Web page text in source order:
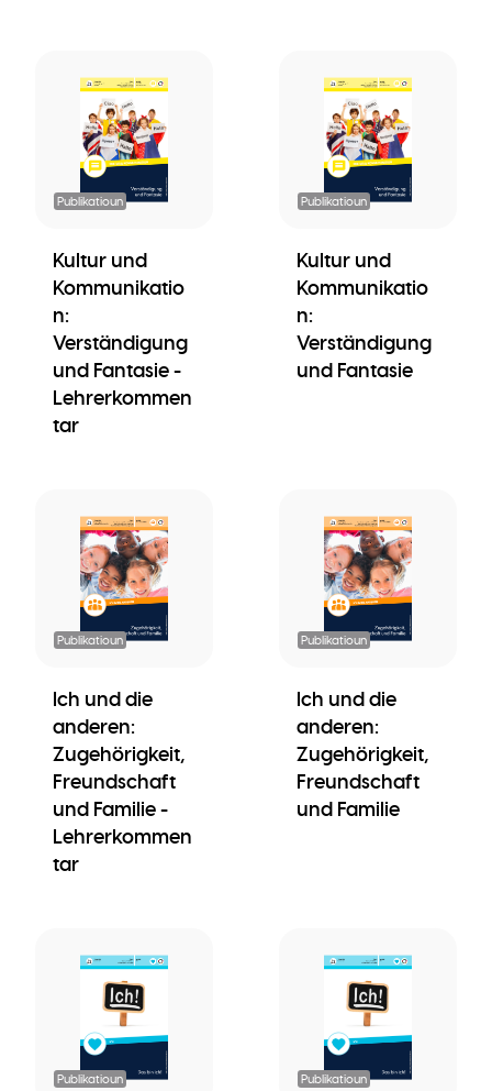
Publikatioun
Kultur und
Kommunikatio
n:
Verständigung
und Fantasie -
Lehrerkommen
tar
Publikatioun
Kultur und
Kommunikatio
n:
Verständigung
und Fantasie
Publikatioun
Ich und die
anderen:
Zugehörigkeit,
Freundschaft
und Familie -
Lehrerkommen
tar
Publikatioun
Ich und die
anderen:
Zugehörigkeit,
Freundschaft
und Familie
Publikatioun Publikatioun